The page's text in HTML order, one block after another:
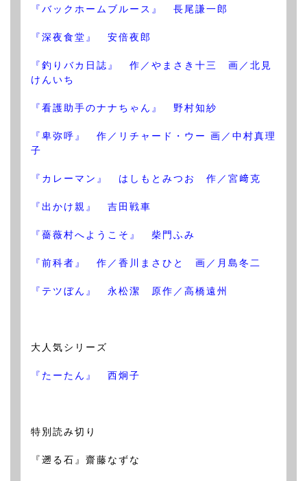
『バックホームブルース』 長尾謙一郎
『深夜食堂』 安倍夜郎
『釣りバカ日誌』 作／やまさき十三 画／北見
けんいち
『看護助手のナナちゃん』 野村知紗
『卑弥呼』 作／リチャード・ウー 画／中村真理
子
『カレーマン』 はしもとみつお 作／宮﨑克
『出かけ親』 吉田戦車
『薔薇村へようこそ』 柴門ふみ
『前科者』 作／香川まさひと 画／月島冬二
『テツぼん』 永松潔 原作／高橋遠州
大人気シリーズ
『たーたん』 西炯子
特別読み切り
『遡る石』齋藤なずな